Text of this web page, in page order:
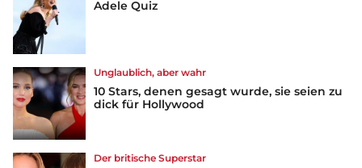
Adele Quiz
Unglaublich, aber wahr
10 Stars, denen gesagt wurde, sie seien zu
dick für Hollywood
Der britische Superstar